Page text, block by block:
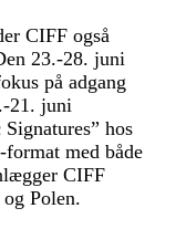
CIFF også
23.-28. juni
på adgang
21. juni
hos
med både
CIFF
Polen.